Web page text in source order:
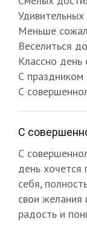
Меньше
Веселиться
Классно день
С праздником
С
С
С
день хочется
себя,
свои желания
радость и